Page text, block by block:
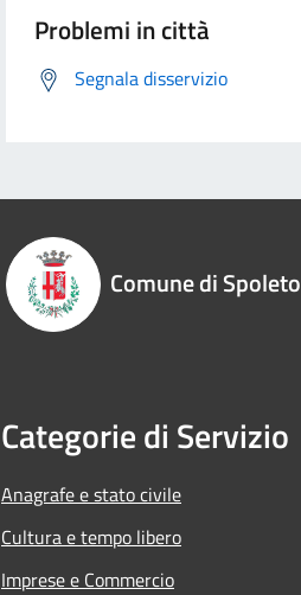
Problemi in città
Segnala disservizio
Comune di Spoleto
Categorie di Servizio
Anagrafe e stato civile
Cultura e tempo libero
Imprese e Commercio